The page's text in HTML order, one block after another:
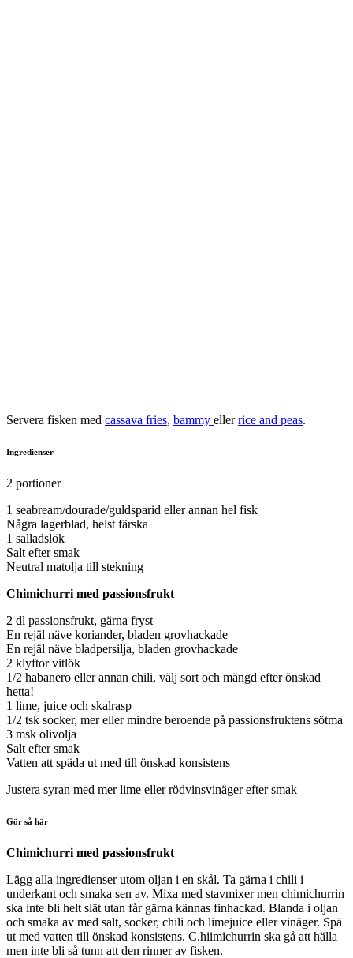
Servera fisken med cassava fries, bammy ellerrice and peas.
Ingredienser
2 portioner
1 seabream/dourade/guldsparid eller annan hel fisk
Några lagerblad, helst färska
1 salladslök
Salt efter smak
Neutral matolja till stekning
Chimichurri med passionsfrukt
2 dl passionsfrukt, gärna fryst
En rejäl näve koriander, bladen grovhackade
En rejäl näve bladpersilja, bladen grovhackade
2 klyftor vitlök
1/2 habanero eller annan chili, välj sort och mängd efter önskad
hetta!
1 lime, juice och skalrasp
1/2 tsk socker, mer eller mindre beroende på passionsfruktens sötma
3 msk olivolja
Salt efter smak
Vatten att späda ut med till önskad konsistens
Justera syran med mer lime eller rödvinsvinäger efter smak
Gör så här
Chimichurri med passionsfrukt
Lägg alla ingredienser utom oljan i en skål. Ta gärna i chili i
underkant och smaka sen av. Mixa med stavmixer men chimichurrin
ska inte bli helt slät utan får gärna kännas finhackad. Blanda i oljan
och smaka av med salt, socker, chili och limejuice eller vinäger. Spä
ut med vatten till önskad konsistens. C.hiimichurrin ska gå att hälla
men inte bli så tunn att den rinner av fisken.